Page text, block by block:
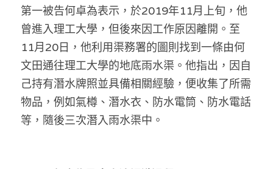
第一被告何卓為表示，於2019年11月上旬，他
曾進入理工大學，但後來因工作原因離開。至
11月20日，他利用渠務署的圖則找到一條由何
文田通往理工大學的地底雨水渠。他指出，因自
己持有潛水牌照並具備相關經驗，便收集了所需
物品，例如氣樽、潛水衣、防水電筒、防水電話
等，隨後三次潛入雨水渠中。